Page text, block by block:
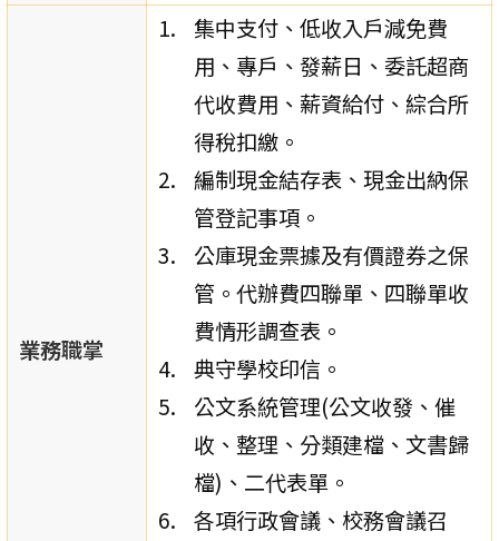
業務職掌
集中支付、低收入戶減免費
用、專戶、發薪日、委託超商
代收費用、薪資給付、綜合所
得稅扣繳。
編制現金結存表、現金出納保
管登記事項。
公庫現金票據及有價證券之保
管。代辦費四聯單、四聯單收
費情形調查表。
典守學校印信。
公文系統管理(公文收發、催
收、整理、分類建檔、文書歸
檔)、二代表單。
各項行政會議、校務會議召